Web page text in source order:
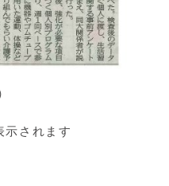
されます